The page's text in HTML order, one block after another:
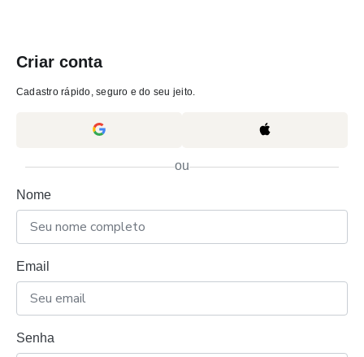
Criar conta
Cadastro rápido, seguro e do seu jeito.
ou
Nome
Email
Senha